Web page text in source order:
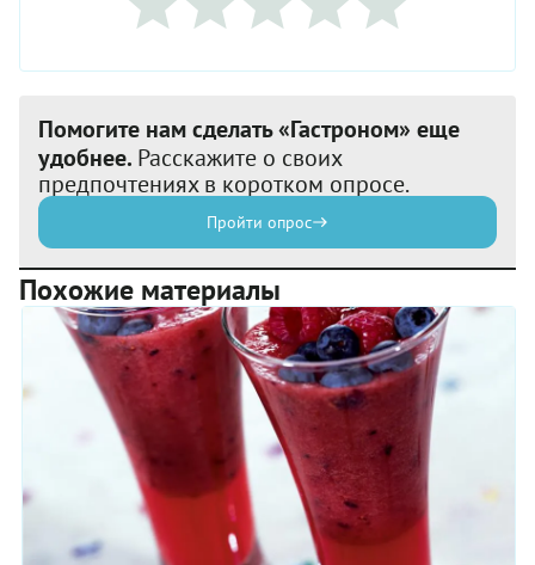
Помогите нам сделать «Гастроном» еще
удобнее. Расскажите о своих
предпочтениях в коротком опросе.
Пройти опрос
Похожие материалы